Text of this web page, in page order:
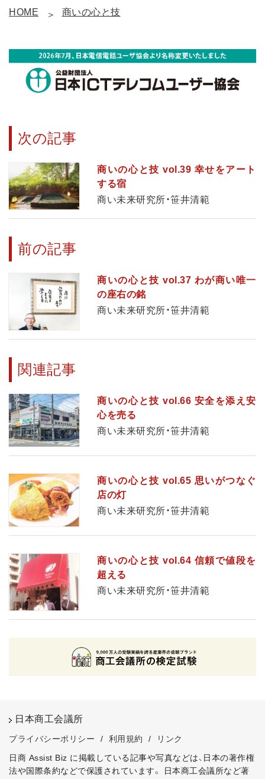
HOME 商いの心と技
次の記事
商いの心と技 vol.39 幸せをアート
する宿
商い未来研究所・笹井清範
前の記事
商いの心と技 vol.37 わが商い唯一
の座右の銘
商い未来研究所・笹井清範
関連記事
商いの心と技 vol.66 安全を添え安
心を売る
商い未来研究所・笹井清範
商いの心と技 vol.65 思いがつなぐ
店の灯
商い未来研究所・笹井清範
商いの心と技 vol.64 信頼で値段を
超える
商い未来研究所・笹井清範
日本商工会議所
プライバシーポリシー / 利用規約 /
リンク
日商 Assist Biz に掲載している記事や写真などは、日本の著作権
法や国際条約などで保護されています。
日本商工会議所など著